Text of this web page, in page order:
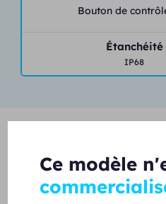
Bouton de
Étanchéité
IP68
Services &
Unisson
Ce modèle